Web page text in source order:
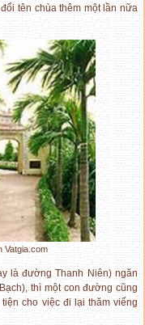
tên chùa thêm một lần nữa
Vatgia.com
là đường Thanh Niên) ngăn
thì một con đường cũng
cho việc đi lại thăm viếng